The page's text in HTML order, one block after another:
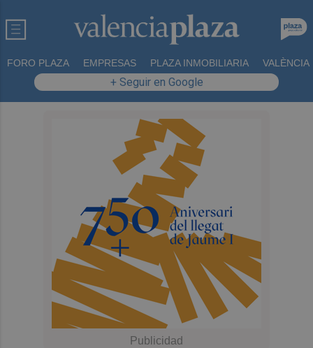
FORO PLAZA EMPRESAS PLAZA INMOBILIARIA VALÈNCIA
+ Seguir en Google